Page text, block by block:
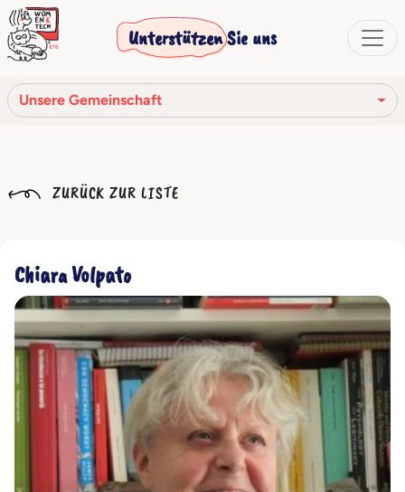
Unterstützen Sie uns
Unsere Gemeinschaft
Unsere Geschichte
Unser Netzwerk
Unsere Gemeinschaft
ZURÜCK ZUR LISTE
Chiara Volpato